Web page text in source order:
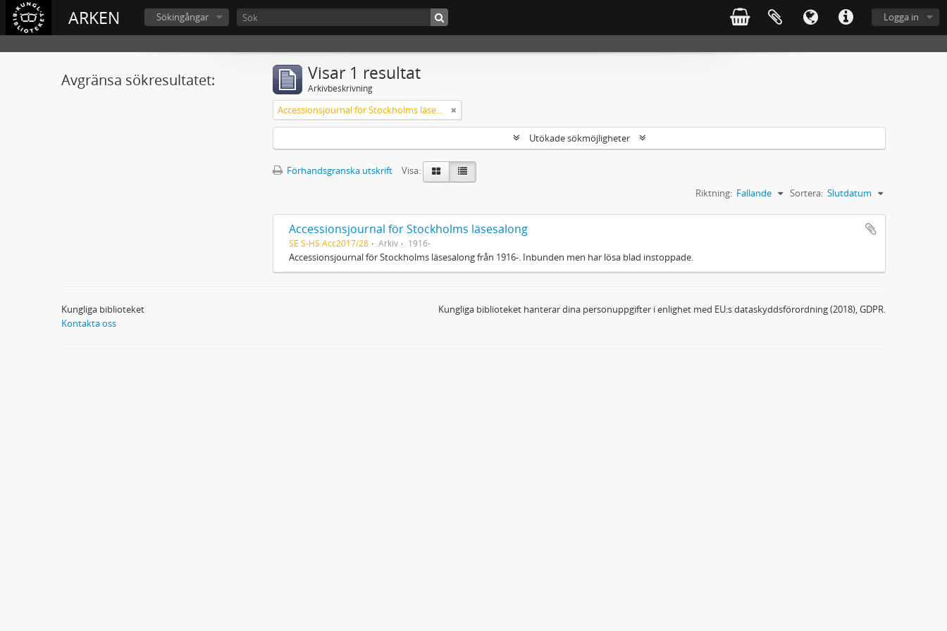
ARKEN Logga in
Sökingångar
Avgränsa sökresultatet: Visar 1 resultat
Arkivbeskrivning
Accessionsjournal för Stockholms läsesalong
Utökade sökmöjligheter
Förhandsgranska utskrift
Visa:
Sortera: Slutdatum
Riktning: Fallande
Accessionsjournal för Stockholms läsesalong
SE S-HS Acc2017/28 Arkiv 1916-
Accessionsjournal för Stockholms läsesalong från 1916-. Inbunden men har lösa blad instoppade.
Kungliga biblioteket
Kontakta oss
Kungliga biblioteket hanterar dina personuppgifter i enlighet med EU:s dataskyddsförordning (2018), GDPR.